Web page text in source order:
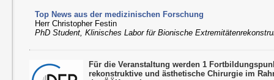
Top News aus der medizinischen Forschung
Herr Christopher Festin
PhD Student, Klinisches Labor für Bionische
Für die Veranstaltung werden 1
rekonstruktive und ästhetische Chirurgie im